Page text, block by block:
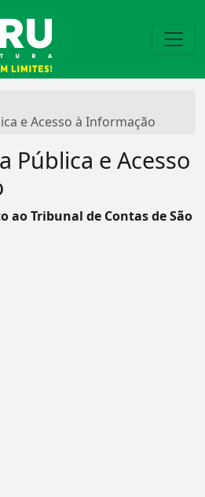
e Acesso à Informação
Pública e Acesso
ao Tribunal de Contas de São